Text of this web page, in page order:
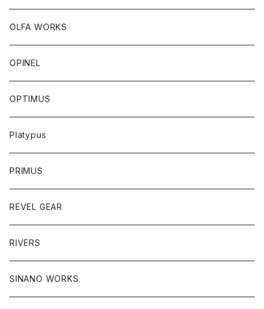
OLFA WORKS
OPINEL
OPTIMUS
Platypus
PRIMUS
REVEL GEAR
RIVERS
SINANO WORKS